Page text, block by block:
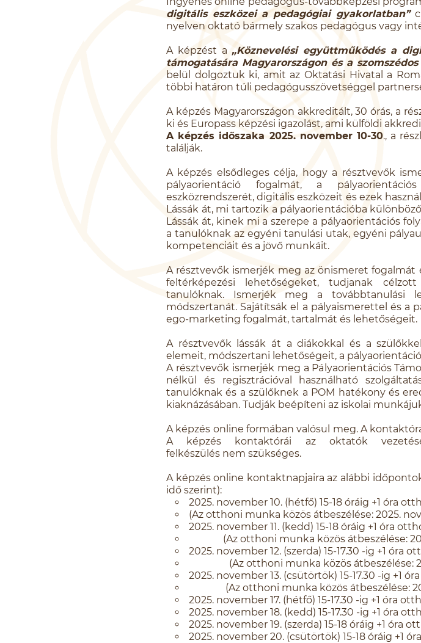
digitális eszközei a pedagógiai gyakorlatban”
nyelven oktató bármely szakos pedagógus vagy
A képzést a „Köznevelési együttműködés a
támogatására Magyarországon és a
belül dolgoztuk ki, amit az Oktatási Hivatal a
többi határon túli pedagógusszövetséggel
A képzés Magyarországon akkreditált, 30 órás, a
ki és Europass képzési igazolást, ami külföldi
A képzés időszaka 2025. november 10-30., a
találják.
A képzés elsődleges célja, hogy a résztvevők
pályaorientáció fogalmát, a
eszközrendszerét, digitális eszközeit és ezek
Lássák át, mi tartozik a pályaorientációba
Lássák át, kinek mi a szerepe a pályaorientációs
a tanulóknak az egyéni tanulási utak, egyéni
kompetenciáit és a jövő munkáit.
A résztvevők ismerjék meg az önismeret
feltérképezési lehetőségeket, tudjanak
tanulóknak. Ismerjék meg a továbbtanulási
módszertanát. Sajátítsák el a pályaismerettel és a
ego-marketing fogalmát, tartalmát és lehetőségeit.
A résztvevők lássák át a diákokkal és a
elemeit, módszertani lehetőségeit, a
A résztvevők ismerjék meg a Pályaorientációs
nélkül és regisztrációval használható
tanulóknak és a szülőknek a POM hatékony és
kiaknázásában. Tudják beépíteni az iskolai
A képzés online formában valósul meg. A
A képzés kontaktórái az oktatók
felkészülés nem szükséges.
A képzés online kontaktnapjaira az alábbi
idő szerint):
2025. november 10. (hétfő) 15-18 óráig +1 óra
(Az otthoni munka közös átbeszélése: 2025.
2025. november 11. (kedd) 15-18 óráig +1 óra
(Az otthoni munka közös átbeszélése:
2025. november 12. (szerda) 15-17.30 -ig +1 óra
(Az otthoni munka közös átbeszélése:
2025. november 13. (csütörtök) 15-17.30 -ig +1
(Az otthoni munka közös átbeszélése:
2025. november 17. (hétfő) 15-17.30 -ig +1 óra
2025. november 18. (kedd) 15-17.30 -ig +1 óra
2025. november 19. (szerda) 15-18 óráig +1 óra
2025. november 20. (csütörtök) 15-18 óráig +1